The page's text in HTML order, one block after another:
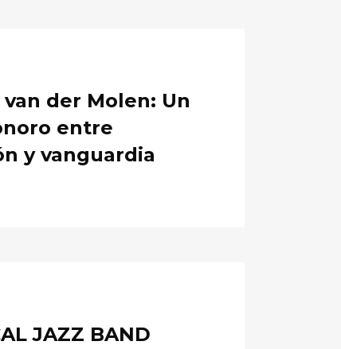
der Molen: Un
entre
y vanguardia
JAZZ BAND